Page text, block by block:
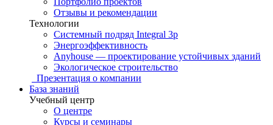
Отзывы и рекомендации
Технологии
Системный подряд Integral 3p
Энергоэффективность
Anyhouse — проектирование устойчивых зданий
Экологическое строительство
Презентация о компании
База знаний
Учебный центр
О центре
Курсы и семинары